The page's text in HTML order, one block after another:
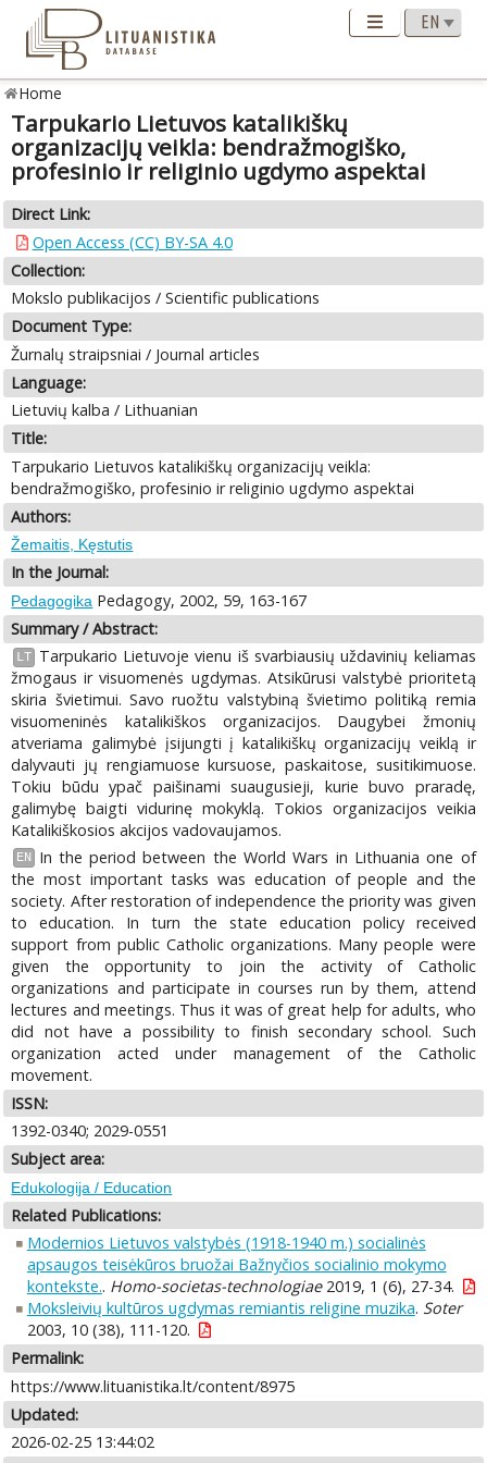
Home
Tarpukario Lietuvos katalikiškų
organizacijų veikla: bendražmogiško,
profesinio ir religinio ugdymo aspektai
Direct Link:
Open Access (CC) BY-SA 4.0
Collection:
Mokslo publikacijos / Scientific publications
Document Type:
Žurnalų straipsniai / Journal articles
Language:
Lietuvių kalba / Lithuanian
Title:
Tarpukario Lietuvos katalikiškų organizacijų veikla:
bendražmogiško, profesinio ir religinio ugdymo aspektai
Authors:
Žemaitis, Kęstutis
In the Journal:
Pedagogika Pedagogy, 2002, 59, 163-167
Summary / Abstract:
LT
Tarpukario Lietuvoje vienu iš svarbiausių uždavinių keliamas
žmogaus ir visuomenės ugdymas. Atsikūrusi valstybė prioritetą
skiria švietimui. Savo ruožtu valstybiną švietimo politiką remia
visuomeninės katalikiškos organizacijos. Daugybei žmonių
atveriama galimybė įsijungti į katalikiškų organizacijų veiklą ir
dalyvauti jų rengiamuose kursuose, paskaitose, susitikimuose.
Tokiu būdu ypač paišinami suaugusieji, kurie buvo praradę,
galimybę baigti vidurinę mokyklą. Tokios organizacijos veikia
Katalikiškosios akcijos vadovaujamos.
EN
In the period between the World Wars in Lithuania one of
the most important tasks was education of people and the
society. After restoration of independence the priority was given
to education. In turn the state education policy received
support from public Catholic organizations. Many people were
given the opportunity to join the activity of Catholic
organizations and participate in courses run by them, attend
lectures and meetings. Thus it was of great help for adults, who
did not have a possibility to finish secondary school. Such
organization acted under management of the Catholic
movement.
ISSN:
1392-0340; 2029-0551
Subject area:
Edukologija / Education
Related Publications:
Modernios Lietuvos valstybės (1918-1940 m.) socialinės
apsaugos teisėkūros bruožai Bažnyčios socialinio mokymo
kontekste.. Homo-societas-technologiae2019, 1 (6), 27-34.
Moksleivių kultūros ugdymas remiantis religine muzika. Soter
2003, 10 (38), 111-120.
Permalink:
https://www.lituanistika.lt/content/8975
Updated:
2026-02-25 13:44:02